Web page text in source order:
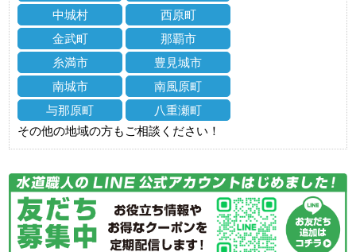
中城村
西原町
金武町
那覇市
糸満市
豊見城市
南城市
南風原町
与那原町
八重瀬町
その他の地域の方もご相談ください！